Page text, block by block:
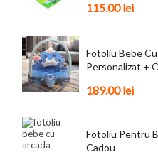
115.00lei
Fotoliu Bebe
Personalizat +
189.00lei
Fotoliu Pentru
Cadou